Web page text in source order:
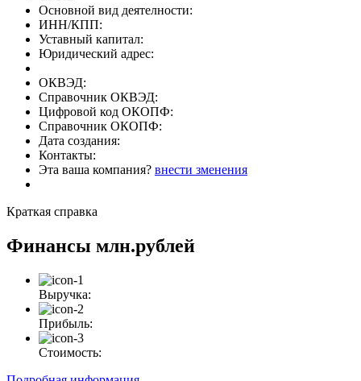
Основной вид деятелности:
ИНН/КПП:
Уставный капитал:
Юридический адрес:
ОКВЭД:
Справочник ОКВЭД:
Цифровой код ОКОПФ:
Справочник ОКОПФ:
Дата создания:
Контакты:
Эта ваша компания? внести зменения
Краткая справка
Финансы млн.рублей
Выручка:
Прибыль:
Стоимость: